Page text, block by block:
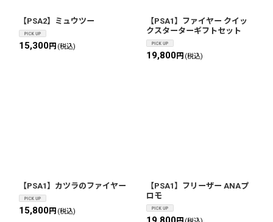
【PSA2】ミュウツー
15,300円 (税込)
【PSA1】ファイヤー クイッ
クスターターギフトセット
19,800円 (税込)
【PSA1】カツラのファイヤー
15,800円 (税込)
【PSA1】フリーザー ANAプ
ロモ